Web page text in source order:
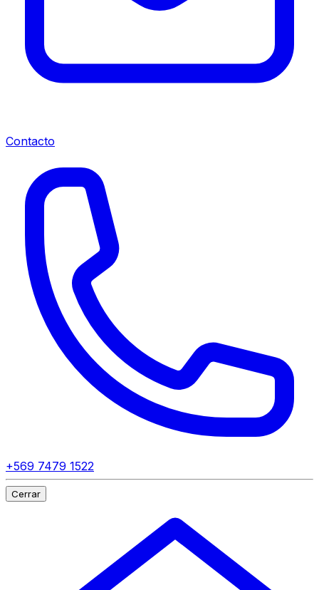
Contacto
+569 7479 1522
Cerrar